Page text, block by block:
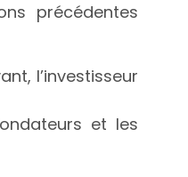
précédentes
l’investisseur
et les